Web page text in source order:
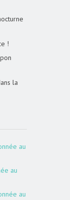
!
la
au
au
au